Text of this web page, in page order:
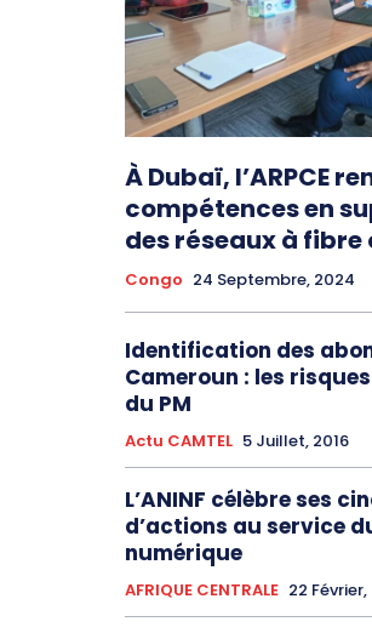
À Dubaï, l’ARPCE
compétences en
des réseaux à
Congo 24 Septembre, 2024
Identification des
Cameroun : les
du PM
Actu CAMTEL 5 Juillet, 2016
L’ANINF célèbre ses
d’actions au service
numérique
AFRIQUE CENTRALE 22 Février,